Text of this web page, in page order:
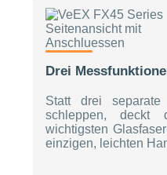
Drei
Statt drei
schleppen,
wichtigsten
einzigen, leichten